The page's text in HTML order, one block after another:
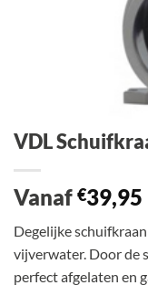
VDL
Vanaf €39,95
Degelijke
vijverwater. Door de
perfect afgelaten en